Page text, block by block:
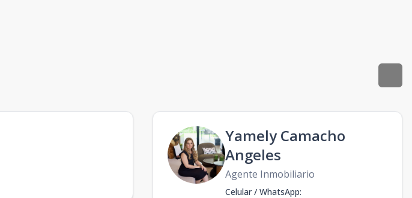
Yamely Camacho
Angeles
Agente Inmobiliario
Celular / WhatsApp: